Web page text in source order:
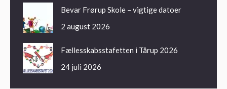
Bevar Frørup Skole – vigtige datoer
2 august 2026
Fællesskabsstafetten i Tårup 2026
24 juli 2026